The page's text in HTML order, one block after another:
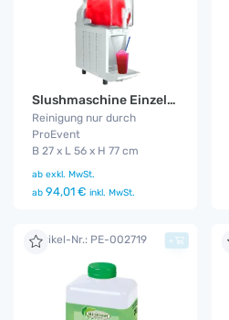
Slushmaschine Einzelkammer
Reinigung nur durch
ProEvent
B 27 x L 56 x H 77 cm
ab exkl. MwSt.
ab 94,01 € inkl. MwSt.
Artikel-Nr.: PE-002719 +